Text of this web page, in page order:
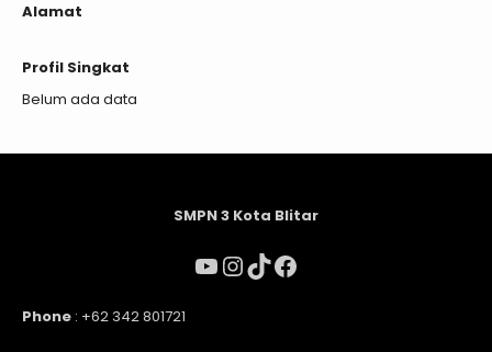
Alamat
Profil Singkat
Belum ada data
SMPN 3 Kota Blitar
Phone : +62 342 801721